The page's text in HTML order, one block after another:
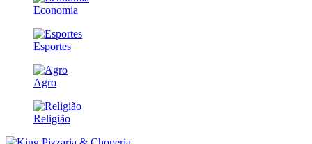
Economia
Esportes
Agro
Religião